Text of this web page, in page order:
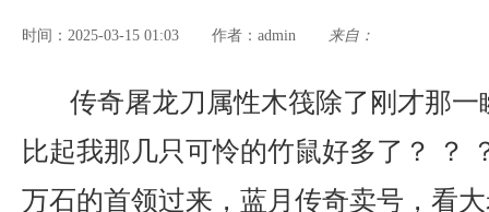
时间：2025-03-15 01:03 作者： admin 来自：
传奇屠龙刀属性木筏除了刚才那
比起我那几只可怜的竹鼠好多了？ ？
万石的首领过来，蓝月传奇卖号，看